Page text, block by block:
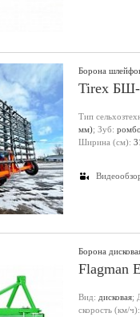
Борона
Tirex БШ-
Тип
мм); Зуб:
Ширина (см):
Борона
Flagman
Вид: дисковая;
скорость (км/ч):